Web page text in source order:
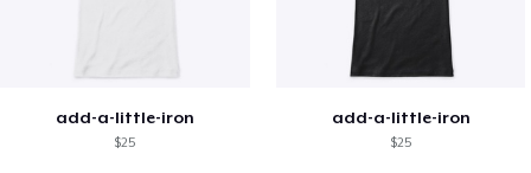
add-a-little-iron
$25
add-a-little-iron
$25